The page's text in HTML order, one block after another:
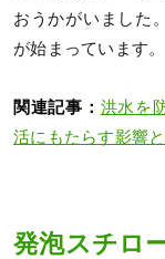
おうかがいました
が始まっています。
関連記事： 洪水を
活にもたらす影響
発泡スチロ